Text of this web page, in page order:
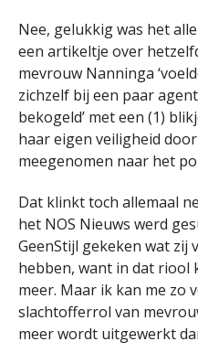
Nee, gelukkig was het
een artikeltje over
mevrouw Nanninga
zichzelf bij een paar
bekogeld’ met een (1)
haar eigen veiligheid
meegenomen naar het
Dat klinkt toch allemaal
het NOS Nieuws werd
GeenStijl gekeken wat zij
hebben, want in dat riool
meer. Maar ik kan me zo
slachtofferrol van
meer wordt uitgewerkt